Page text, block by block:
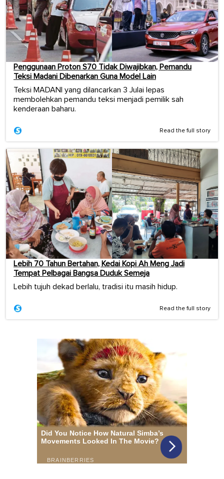
Penggunaan Proton S70 Tidak Diwajibkan, Pemandu
Teksi Madani Dibenarkan Guna Model Lain
Teksi MADANI yang dilancarkan 3 Julai lepas
membolehkan pemandu teksi menjadi pemilik sah
kenderaan baharu.
Read the full story
Lebih 70 Tahun Bertahan, Kedai Kopi Ah Meng Jadi
Tempat Pelbagai Bangsa Duduk Semeja
Lebih tujuh dekad berlalu, tradisi itu masih hidup.
Read the full story